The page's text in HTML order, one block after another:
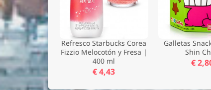
Refresco Starbucks Corea
Fizzio Melocotón y Fresa |
400 ml
€ 4,43
Galletas
Shin
€